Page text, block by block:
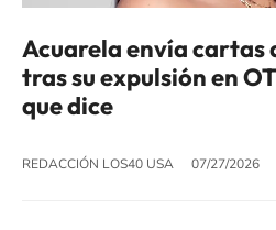
Acuarela envía cartas
tras su expulsión en
que dice
REDACCIÓN LOS40 USA 07/27/2026